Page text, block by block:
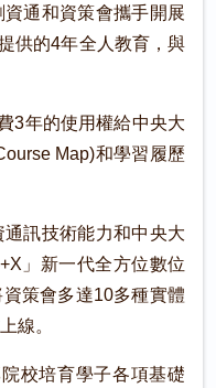
通和資策會攜手開展
供的4年全人教育，與
3年的使用權給中央大
Map)和學習履歷
訊技術能力和中央大
」新一代全方位數位
策會多達10多種實體
線。
校培育學子各項基礎